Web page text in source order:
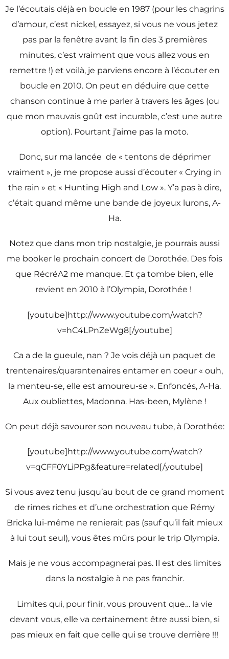
Je l’écoutais déjà en boucle en 1987 (pour les chagrins
d’amour, c’est nickel, essayez, si vous ne vous jetez
pas par la fenêtre avant la fin des 3 premières
minutes, c’est vraiment que vous allez vous en
remettre !) et voilà, je parviens encore à l’écouter en
boucle en 2010. On peut en déduire que cette
chanson continue à me parler à travers les âges (ou
que mon mauvais goût est incurable, c’est une autre
option). Pourtant j’aime pas la moto.
Donc, sur ma lancée de « tentons de déprimer
vraiment », je me propose aussi d’écouter « Crying in
the rain » et « Hunting High and Low ». Y’a pas à dire,
c’était quand même une bande de joyeux lurons, A-
Ha.
Notez que dans mon trip nostalgie, je pourrais aussi
me booker le prochain concert de Dorothée. Des fois
que RécréA2 me manque. Et ça tombe bien, elle
revient en 2010 à l’Olympia, Dorothée !
[youtube]http://www.youtube.com/watch?
v=hC4LPnZeWg8[/youtube]
Ca a de la gueule, nan ? Je vois déjà un paquet de
trentenaires/quarantenaires entamer en coeur « ouh,
la menteu-se, elle est amoureu-se ». Enfoncés, A-Ha.
Aux oubliettes, Madonna. Has-been, Mylène !
On peut déjà savourer son nouveau tube, à Dorothée:
[youtube]http://www.youtube.com/watch?
v=qCFF0YLiPPg&feature=related[/youtube]
Si vous avez tenu jusqu’au bout de ce grand moment
de rimes riches et d’une orchestration que Rémy
Bricka lui-même ne renierait pas (sauf qu’il fait mieux
à lui tout seul), vous êtes mûrs pour le trip Olympia.
Mais je ne vous accompagnerai pas. Il est des limites
dans la nostalgie à ne pas franchir.
Limites qui, pour finir, vous prouvent que… la vie
devant vous, elle va certainement être aussi bien, si
pas mieux en fait que celle qui se trouve derrière !!!